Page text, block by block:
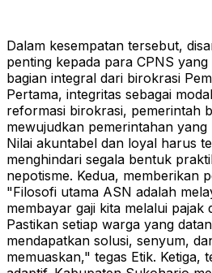
Dalam kesempatan tersebut,
penting kepada para CPNS
bagian integral dari birokrasi
Pertama, integritas sebagai
reformasi birokrasi, pemerintah
mewujudkan pemerintahan yang
Nilai akuntabel dan loyal harus
menghindari segala bentuk
nepotisme. Kedua, memberikan
"Filosofi utama ASN adalah
membayar gaji kita melalui pajak
Pastikan setiap warga yang
mendapatkan solusi, senyum,
memuaskan," tegas Etik. Ketiga,